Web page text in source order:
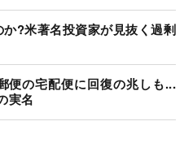
?米著名投資家が見抜く過剰
便の宅配便に回復の兆しも...
実名